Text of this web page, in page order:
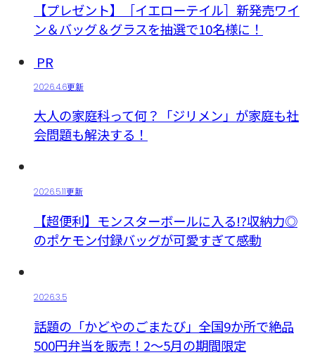
【プレゼント】［イエローテイル］新発売ワイ
ン＆バッグ＆グラスを抽選で10名様に！
PR
2026.4.6更新
大人の家庭科って何？「ジリメン」が家庭も社
会問題も解決する！
2026.5.11更新
【超便利】モンスターボールに入る!?収納力◎
のポケモン付録バッグが可愛すぎて感動
2026.3.5
話題の「かどやのごまたび」全国9か所で絶品
500円弁当を販売！2～5月の期間限定